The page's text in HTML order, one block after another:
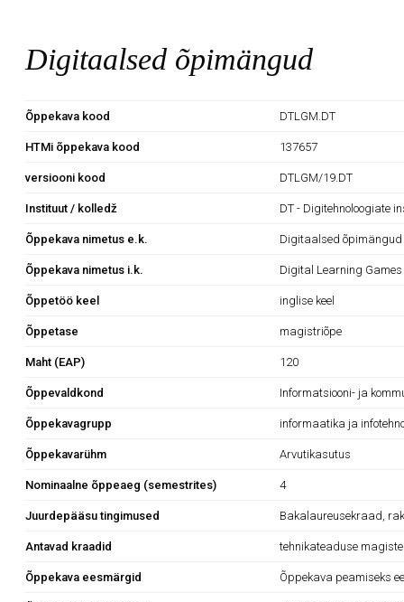
Digitaalsed õpimängud
Õppekava kood DTLGM.DT
HTMi õppekava kood 137657
versiooni kood DTLGM/19.DT
Instituut / kolledž DT - Digitehnoloogiate
Õppekava nimetus e.k. Digitaalsed õpimängud
Õppekava nimetus i.k. Digital Learning Games
Õppetöö keel inglise keel
Õppetase magistriõpe
Maht (EAP) 120
Õppevaldkond Informatsiooni- ja
Õppekavagrupp informaatika ja
Õppekavarühm Arvutikasutus
Nominaalne õppeaeg (semestrites) 4
Juurdepääsu tingimused Bakalaureusekraad,
Antavad kraadid tehnikateaduse
Õppekava eesmärgid Õppekava peamiseks